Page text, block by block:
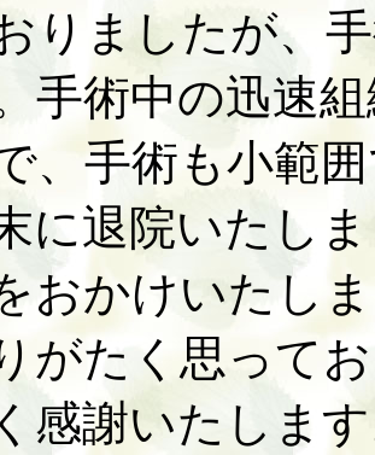
りましたが、
手術中の迅速
、手術も小範
に退院いたし
おかけいたし
がたく思って
感謝いたしま